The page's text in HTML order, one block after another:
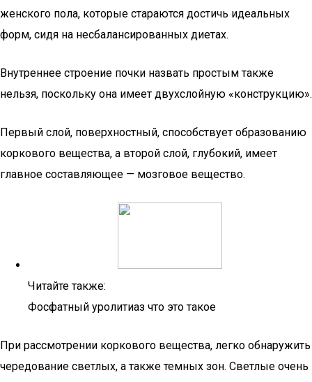
женского пола, которые стараются достичь идеальных
форм, сидя на несбалансированных диетах.
Внутреннее строение почки назвать простым также
нельзя, поскольку она имеет двухслойную «конструкцию».
Первый слой, поверхностный, способствует образованию
коркового вещества, а второй слой, глубокий, имеет
главное составляющее — мозговое вещество.
Читайте также:
Фосфатный уролитиаз что это такое
При рассмотрении коркового вещества, легко обнаружить
чередование светлых, а также темных зон. Светлые очень